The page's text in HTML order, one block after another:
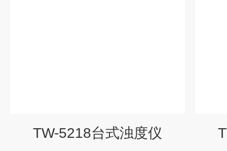
TW-5218台式浊度仪